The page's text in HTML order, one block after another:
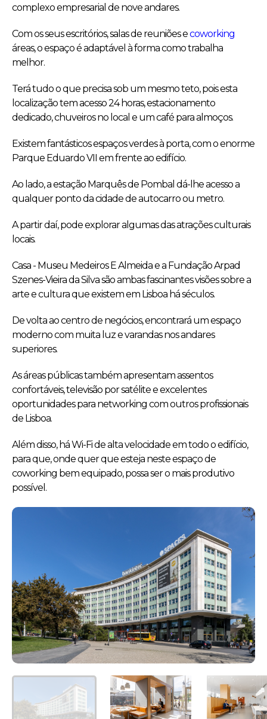
complexo empresarial de nove andares.
Com os seus escritórios, salas de reuniões ecoworking
áreas, o espaço é adaptável à forma como trabalha
melhor.
Terá tudo o que precisa sob um mesmo teto, pois esta
localização tem acesso 24 horas, estacionamento
dedicado, chuveiros no local e um café para almoços.
Existem fantásticos espaços verdes à porta, com o enorme
Parque Eduardo VII em frente ao edifício.
Ao lado, a estação Marquês de Pombal dá-lhe acesso a
qualquer ponto da cidade de autocarro ou metro.
A partir daí, pode explorar algumas das atrações culturais
locais.
Casa - Museu Medeiros E Almeida e a Fundação Arpad
Szenes-Vieira da Silva são ambas fascinantes visões sobre a
arte e cultura que existem em Lisboa há séculos.
De volta ao centro de negócios, encontrará um espaço
moderno com muita luz e varandas nos andares
superiores.
As áreas públicas também apresentam assentos
confortáveis, televisão por satélite e excelentes
oportunidades para networking com outros profissionais
de Lisboa.
Além disso, há Wi-Fi de alta velocidade em todo o edifício,
para que, onde quer que esteja neste espaço de
coworking bem equipado, possa ser o mais produtivo
possível.